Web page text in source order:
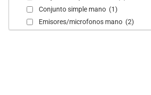
Conjunto simple mano (1)
Emisores/microfonos mano (2)